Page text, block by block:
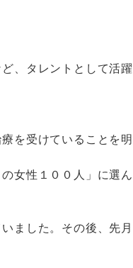
、タレントとして活躍
を受けていることを明
女性１００人」に選ん
ました。その後、先月